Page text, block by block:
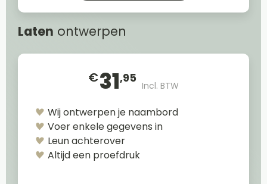
Laten ontwerpen
€31,95
Incl. BTW
Wij ontwerpen je naambord
Voer enkele gegevens in
Leun achterover
Altijd een proefdruk